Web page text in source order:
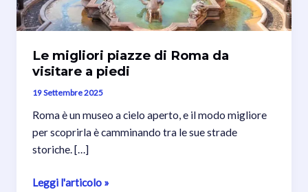
Le migliori piazze di Roma da
visitare a piedi
19 Settembre 2025
Roma è un museo a cielo aperto, e il modo migliore
per scoprirla è camminando tra le sue strade
storiche. […]
Le
Leggi l'articolo »